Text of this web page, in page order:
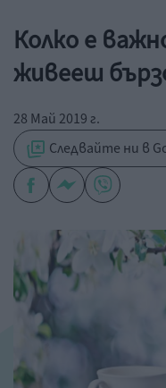
Колко е
живееш
28 Май 2019 г.
Следвайте ни в